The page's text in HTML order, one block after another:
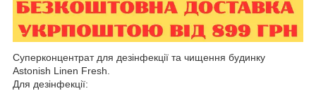
Суперконцентрат для дезінфекції та чищення будинку
Astonish Linen Fresh.
Для дезінфекції: